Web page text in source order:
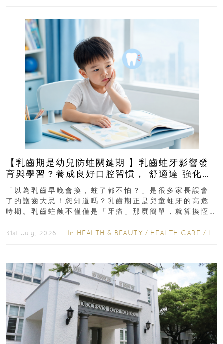
【乳齒期是幼兒防蛀關鍵期 】乳齒蛀牙影響發
育與學習？養成良好口腔習慣， 舒適達 強化琺
瑯質 兒童牙膏防護指南
「以為乳齒早晚會換，蛀了都不怕？」是很多家長誤會
了的護齒大忌！您知道嗎？乳齒期正是兒童蛀牙的高危
時期。乳齒蛀蝕不僅僅是「牙痛」那麼簡單，就算換恆
31st July, 2026 ｜ In HEALTH & BEAUTY / HEALTH CARE / LIFESTYLE